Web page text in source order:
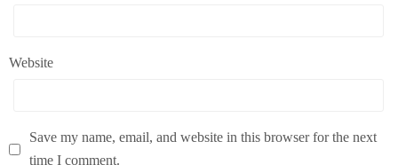
Website
Save my name, email, and website in this browser for the next
time I comment.